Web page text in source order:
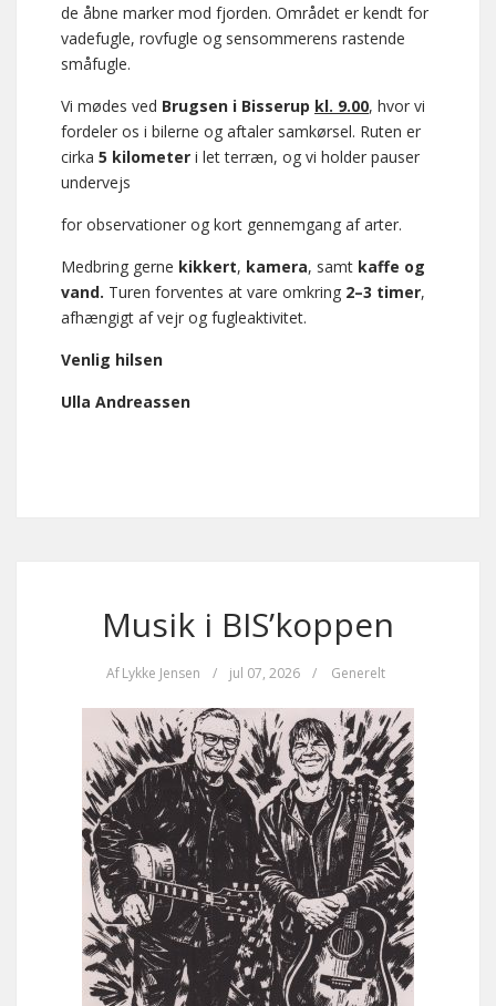
de åbne marker mod fjorden. Området er kendt for
vadefugle, rovfugle og sensommerens rastende
småfugle.
Vi mødes ved Brugsen i Bisserup kl. 9.00, hvor vi
fordeler os i bilerne og aftaler samkørsel. Ruten er
cirka 5 kilometer i let terræn, og vi holder pauser
undervejs
for observationer og kort gennemgang af arter.
Medbring gerne kikkert, kamera, samt kaffe og
vand. Turen forventes at vare omkring 2–3 timer,
afhængigt af vejr og fugleaktivitet.
Venlig hilsen
Ulla Andreassen
Musik i BIS’koppen
Af Lykke Jensen / jul 07, 2026 / Generelt